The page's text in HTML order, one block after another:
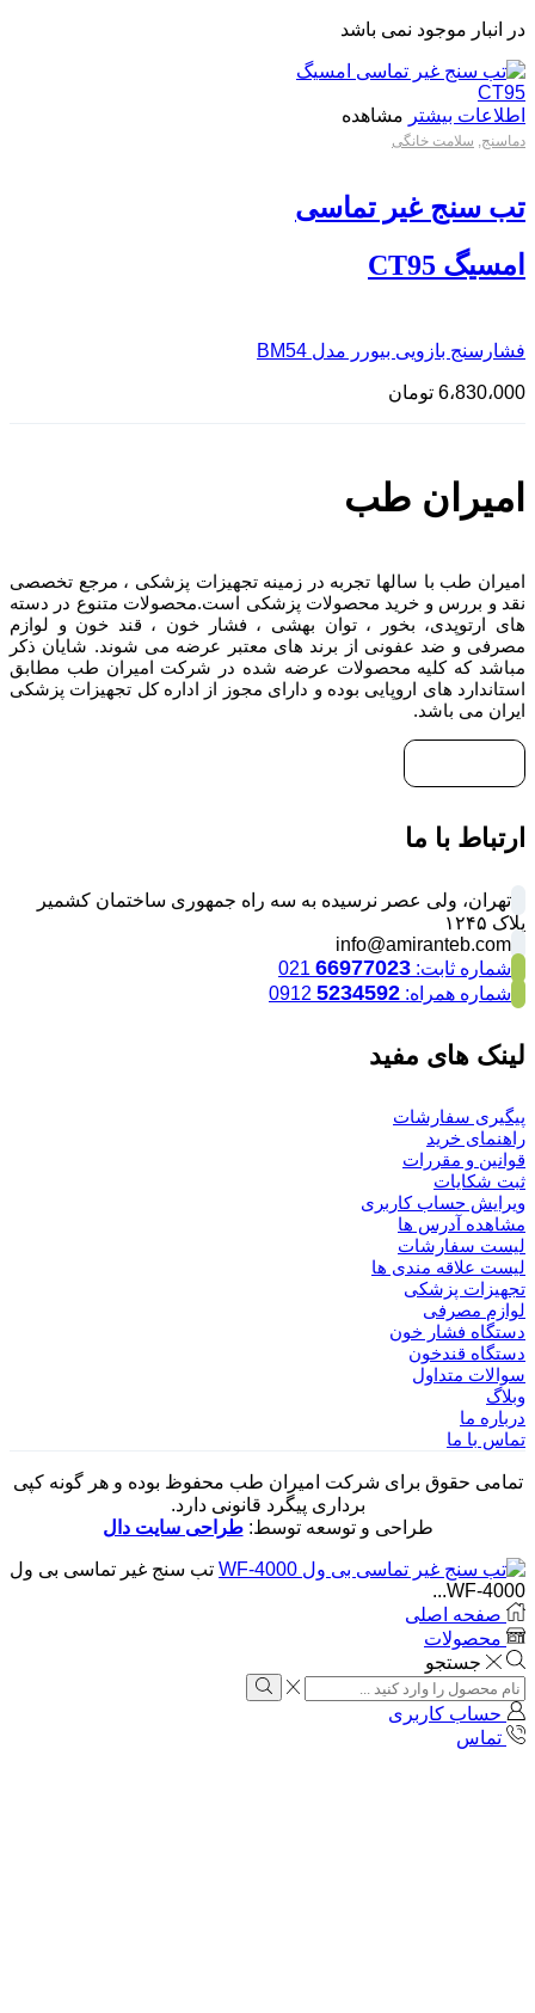
در انبار موجود نمی باشد
اطلاعات بیشتر مشاهده
دماسنج, سلامت خانگی
تب سنج غیر تماسی
امسیگ CT95
فشارسنج بازويی بیورر مدل BM54
6،830،000 تومان
امیران طب
امیران طب با سالها تجربه در زمینه تجهیزات پزشکی ، مرجع تخصصی
نقد و بررس و خرید محصولات پزشکی است.محصولات متنوع در دسته
های ارتوپدی، بخور ، توان بهشی ، فشار خون ، قند خون و لوازم
مصرفی و ضد عفونی از برند های معتبر عرضه می شوند. شایان ذکر
مباشد که کلیه محصولات عرضه شده در شرکت امیران طب مطابق
استاندارد های اروپایی بوده و دارای مجوز از اداره کل تجهیزات پزشکی
ایران می باشد.
ارتباط با ما
تهران، ولی عصر نرسیده به سه راه جمهوری ساختمان کشمیر
پلاک ۱۲۴۵
info@amiranteb.com
شماره ثابت: 66977023
شماره همراه: 5234592
لینک های مفید
پیگیری سفارشات
راهنمای خرید
قوانین و مقررات
ثبت شکایات
ویرایش حساب کاربری
مشاهده آدرس ها
لیست سفارشات
لیست علاقه مندی ها
تجهیزات پزشکی
لوازم مصرفی
دستگاه فشار خون
دستگاه قندخون
سوالات متداول
وبلاگ
درباره ما
تماس با ما
تمامی حقوق برای شرکت امیران طب محفوظ بوده و هر گونه کپی
برداری پیگرد قانونی دارد.
طراحی و توسعه توسط:طراحی سایت دال
تب سنج غیر تماسی بی ول
WF-4000...
صفحه اصلی
محصولات
جستجو
Search
input
Search
حساب کاربری
تماس